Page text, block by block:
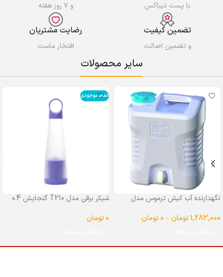
با پست تیباکس و ۷ روز هفته
تضمین کیفیت
و تضمین اصالت
رضایت مشتریان
افتخار ماست
سایر محصولات
نگهدارنده آب کیش ترموس مدل
1,283,000تومان–
0تومان
اتمام موجودی
شیکر برقی مدل T210 گنجایش 0.4
0تومان